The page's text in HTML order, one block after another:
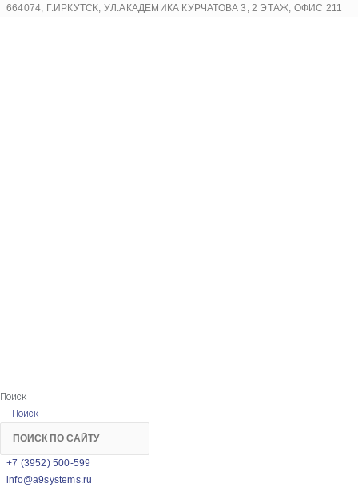
Перейти
664074, Г.ИРКУТСК, УЛ.АКАДЕМИКА КУРЧАТОВА 3, 2 ЭТАЖ, ОФИС 211
Поиск
Поиск
+7 (3952) 500-599
info@a9systems.ru